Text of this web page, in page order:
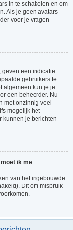
in te schakelen en om
Als je geen avatars
voor je vragen
geven een indicatie
gebruikers te
algemeen kun je je
een beheerder. Nu
met onzinnig veel
mogelijk het
kunnen je berichten
ik me
van het ingebouwde
Dit om misbruik